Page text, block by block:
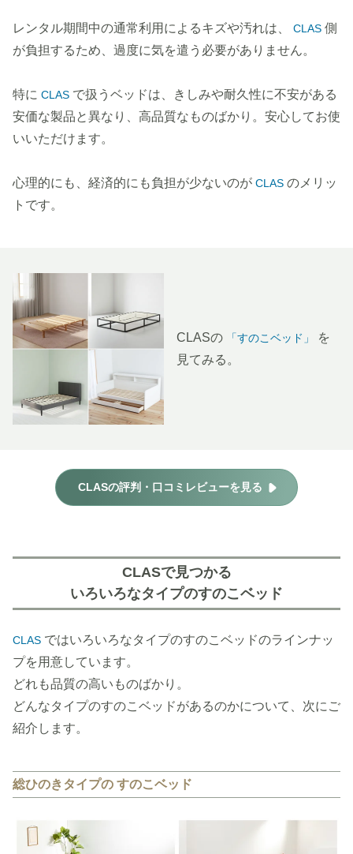
レンタル期間中の通常利用によるキズや汚れは、 CLAS 側
が負担するため、過度に気を遣う必要がありません。
特に CLAS で扱うベッドは、きしみや耐久性に不安がある
安価な製品と異なり、高品質なものばかり。安心してお使
いいただけます。
心理的にも、経済的にも負担が少ないのが CLAS のメリッ
トです。
CLASの 「すのこベッド」
を
見てみる。
CLASの評判・口コミレビューを見る
CLASで見つかる
いろいろなタイプのすのこベッド
CLAS ではいろいろなタイプのすのこベッドのラインナッ
プを用意しています。
どれも品質の高いものばかり。
どんなタイプのすのこベッドがあるのかについて、次にご
紹介します。
総ひのきタイプの すのこベッド